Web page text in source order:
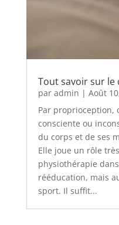
Tout savoir sur le
par admin | Août
Par proprioception,
consciente ou
du corps et de ses
Elle joue un rôle
physiothérapie
rééducation, mais
sport. Il suffit...